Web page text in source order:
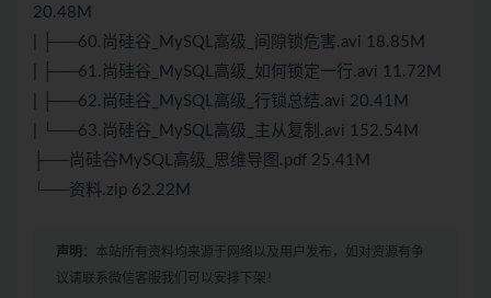
20.48M
| ├──60.尚硅谷_MySQL高级_间隙锁危害.avi 18.85M
| ├──61.尚硅谷_MySQL高级_如何锁定一行.avi 11.72M
| ├──62.尚硅谷_MySQL高级_行锁总结.avi 20.41M
| └──63.尚硅谷_MySQL高级_主从复制.avi 152.54M
├──尚硅谷MySQL高级_思维导图.pdf 25.41M
└──资料.zip 62.22M
声明： 本站所有资料均来源于网络以及用户发布，如对资源有争
议请联系微信客服我们可以安排下架！